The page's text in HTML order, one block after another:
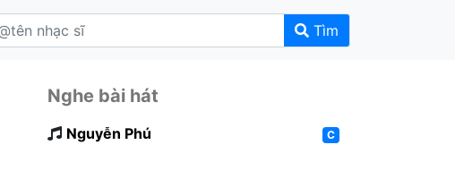
Tìm
Nghe bài hát
Nguyễn Phú C